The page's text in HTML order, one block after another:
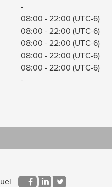
-
08:00 -22:00 (UTC-6)
08:00 -22:00 (UTC-6)
08:00 -22:00 (UTC-6)
08:00 -22:00 (UTC-6)
08:00 -22:00 (UTC-6)
-